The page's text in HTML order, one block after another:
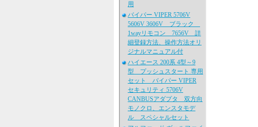
用
バイパー VIPER 5706V
5606V 3606V ブラック
1wayリモコン 7656V 詳
細登録方法、操作方法オリ
ジナルマニュアル付
ハイエース 200系 4型～9
型 プッシュスタート 専用
セット バイパー VIPER
セキュリティ 5706V
CANBUSアダプタ 双方向
モノクロ、エンスタモデ
ル スペシャルセット